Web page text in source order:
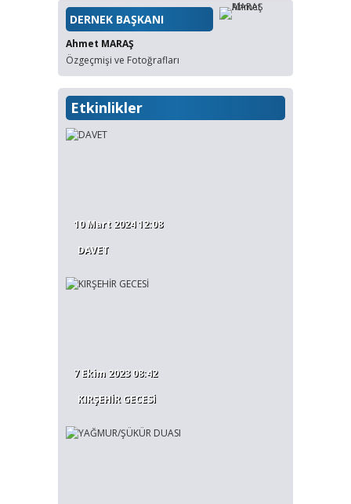
DERNEK BAŞKANI
Ahmet MARAŞ
Özgeçmişi ve Fotoğrafları
Etkinlikler
10 Mart 2024 12:08
DAVET
7 Ekim 2023 08:42
KIRŞEHİR GECESİ